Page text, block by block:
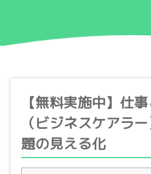
【無料実施中】仕
（ビジネスケアラ
題の見える化